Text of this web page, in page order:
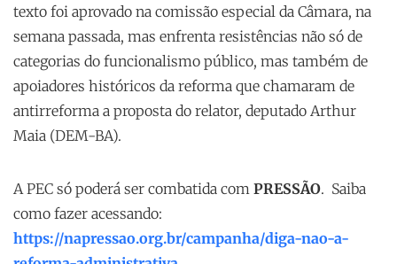
texto foi aprovado na comissão especial da Câmara, na
semana passada, mas enfrenta resistências não só de
categorias do funcionalismo público, mas também de
apoiadores históricos da reforma que chamaram de
antirreforma a proposta do relator, deputado Arthur
Maia (DEM-BA).
A PEC só poderá ser combatida com PRESSÃO. Saiba
como fazer acessando:
https://napressao.org.br/campanha/diga-nao-a-